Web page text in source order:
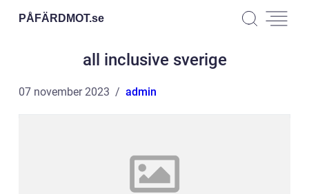
PÅFÄRDMOT.se
all inclusive sverige
07 november 2023 admin